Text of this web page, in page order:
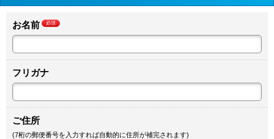
お名前 必須
フリガナ
ご住所
(7桁の郵便番号を入力すれば自動的に住所が補完されます)